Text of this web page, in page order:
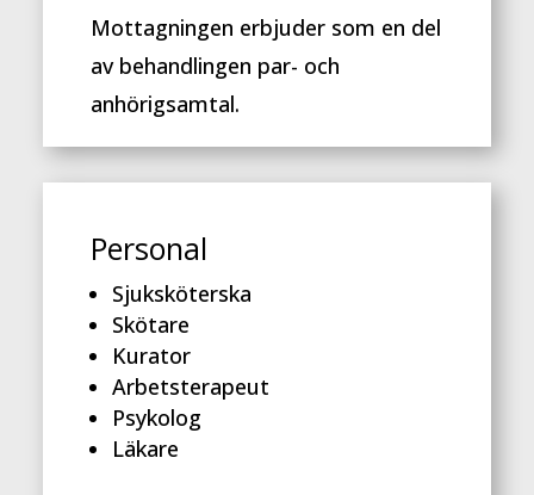
Mottagningen erbjuder som en del
av behandlingen par- och
anhörigsamtal.
Personal
Sjuksköterska
Skötare
Kurator
Arbetsterapeut
Psykolog
Läkare